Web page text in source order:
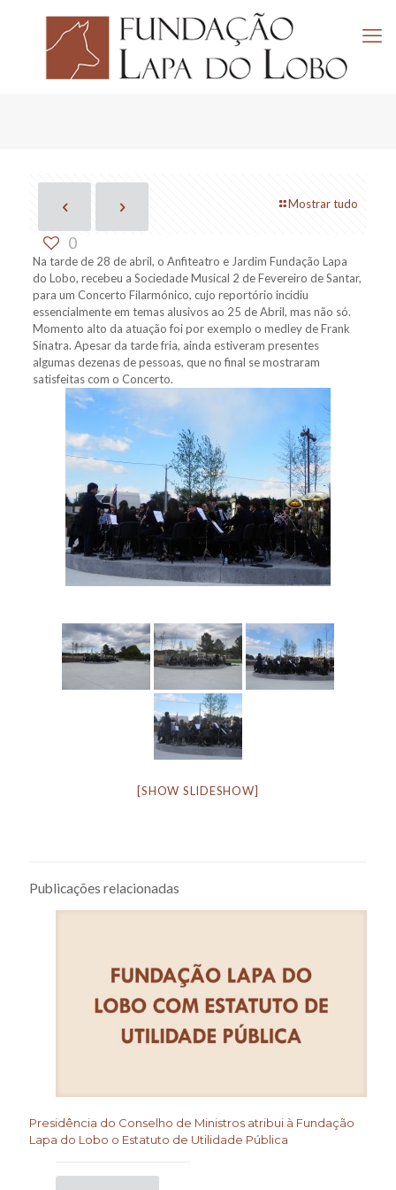
Mostrar tudo
0
Na tarde de 28 de abril, o Anfiteatro e Jardim Fundação Lapa
do Lobo, recebeu a Sociedade Musical 2 de Fevereiro de Santar,
para um Concerto Filarmónico, cujo reportório incidiu
essencialmente em temas alusivos ao 25 de Abril, mas não só.
Momento alto da atuação foi por exemplo o medley de Frank
Sinatra. Apesar da tarde fria, ainda estiveram presentes
algumas dezenas de pessoas, que no final se mostraram
satisfeitas com o Concerto.
[SHOW SLIDESHOW]
Publicações relacionadas
Presidência do Conselho de Ministros atribui à Fundação
Lapa do Lobo o Estatuto de Utilidade Pública